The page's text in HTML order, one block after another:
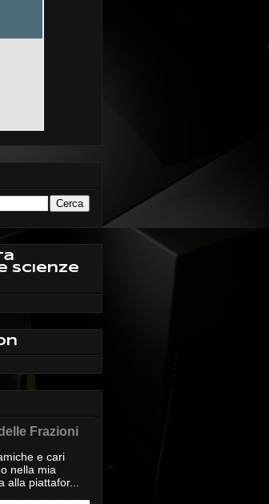
Scienze
Frazioni
e cari
nella mia
piattafor...